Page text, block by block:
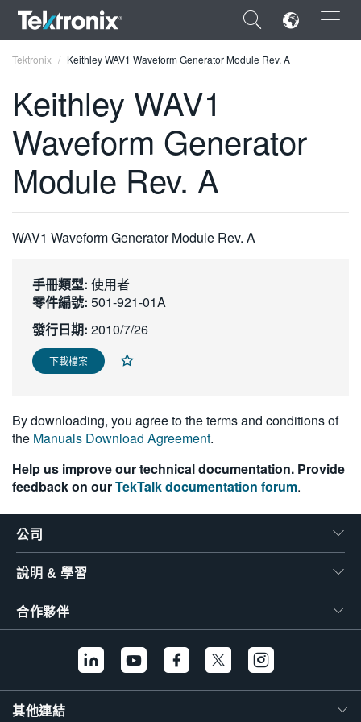
×
ENGLISH
FRANÇAIS
简体中文
日本語
한국어
繁體中文
Tektronix Keithley WAV1 Waveform Generator Module Rev. A
Keithley WAV1
Waveform Generator
Module Rev. A
WAV1 Waveform Generator Module Rev. A
手冊類型: 使用者
零件編號: 501-921-01A
發行日期: 2010/7/26
下載檔案
By downloading, you agree to the terms and conditions of
the Manuals Download Agreement.
Help us improve our technical documentation. Provide
feedback on ourTekTalk documentation forum.
公司
說明 & 學習
合作夥伴
其他連結